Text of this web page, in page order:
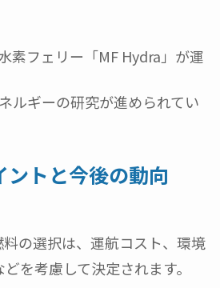
素フェリー「MF Hydra」が運
ルギーの研究が進められてい
ントと今後の動向
の選択は、運航コスト、環境
を考慮して決定されます。